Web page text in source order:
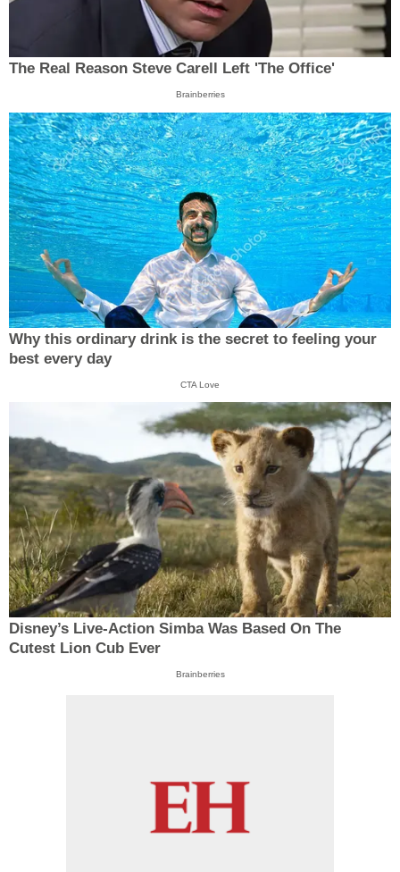
The Real Reason Steve Carell Left 'The Office'
Brainberries
Why this ordinary drink is the secret to feeling your
best every day
CTA Love
Disney’s Live-Action Simba Was Based On The
Cutest Lion Cub Ever
Brainberries